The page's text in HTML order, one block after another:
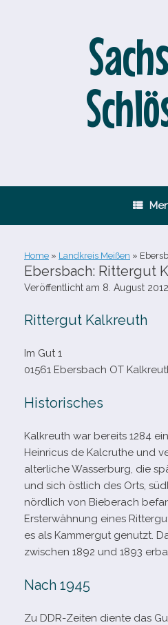
Home » Landkreis Meißen »
Ebersbach: Rittergut
Veröffentlicht am 8. August 2012
Rittergut Kalkreuth
Im Gut 1
01561 Ebersbach OT
Historisches
Kalkreuth war bereits 1284
Heinricus de Kalcruthe und
al­ter­li­che Wasserburg, die
und sich öst­lich des Orts,
nörd­lich von Bieberach
Ersterwähnung eines
es als Kammergut genutzt.
zwi­schen 1892 und 1893
Nach 1945
Zu DDR-​Zeiten diente das